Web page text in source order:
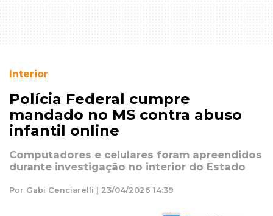
Interior
Polícia Federal cumpre
mandado no MS contra abuso
infantil online
Computadores e celulares foram apreendidos
durante investigação no interior do Estado
Por Gabi Cenciarelli | 23/04/2026 14:39